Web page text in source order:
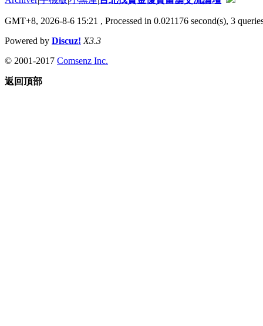
GMT+8, 2026-8-6 15:21 , Processed in 0.021176 second(s), 3
Powered by Discuz! X3.3
© 2001-2017 Comsenz Inc.
返回頂部